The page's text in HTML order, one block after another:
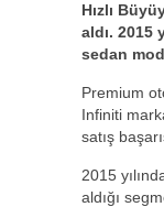
Hızlı
aldı. 2015
sedan
Premium
Infiniti
satış
2015
aldığı